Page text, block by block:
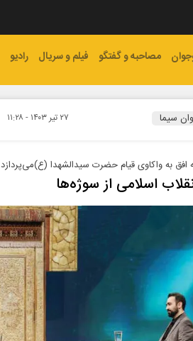
مصاحبه و گفتگو فیلم و سریال رادیو
سیما ۲۷ تير ۱۴۰۳ - ۱۱:۲۸
افق به واکاوی قیام حضرت سیدالشهدا (ع)می‌پردازد
اسلامی از سوژه‌ها